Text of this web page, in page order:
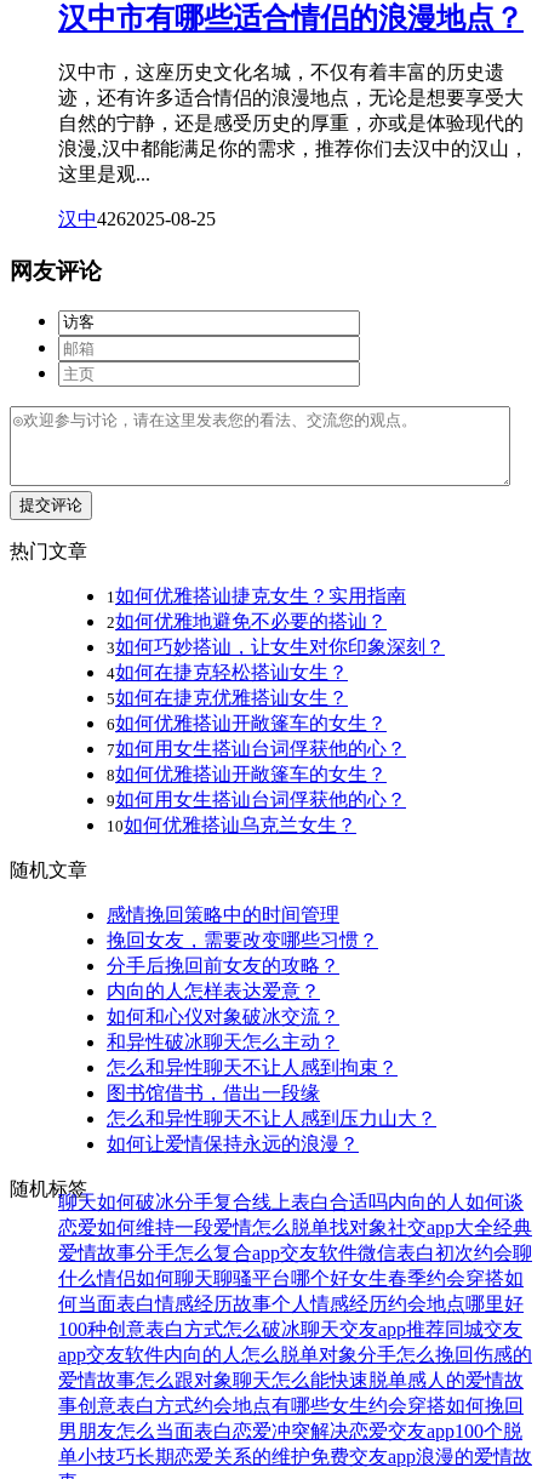
汉中市有哪些适合情侣的浪漫地点？
汉中市，这座历史文化名城，不仅有着丰富的历史遗
迹，还有许多适合情侣的浪漫地点，无论是想要享受大
自然的宁静，还是感受历史的厚重，亦或是体验现代的
浪漫,汉中都能满足你的需求，推荐你们去汉中的汉山，
这里是观...
汉中4262025-08-25
网友评论
提交评论
热门文章
1 如何优雅搭讪捷克女生？实用指南
2如何优雅地避免不必要的搭讪？
3如何巧妙搭讪，让女生对你印象深刻？
4如何在捷克轻松搭讪女生？
5如何在捷克优雅搭讪女生？
6如何优雅搭讪开敞篷车的女生？
7如何用女生搭讪台词俘获他的心？
8如何优雅搭讪开敞篷车的女生？
9如何用女生搭讪台词俘获他的心？
10如何优雅搭讪乌克兰女生？
随机文章
感情挽回策略中的时间管理
挽回女友，需要改变哪些习惯？
分手后挽回前女友的攻略？
内向的人怎样表达爱意？
如何和心仪对象破冰交流？
和异性破冰聊天怎么主动？
怎么和异性聊天不让人感到拘束？
图书馆借书，借出一段缘
怎么和异性聊天不让人感到压力山大？
如何让爱情保持永远的浪漫？
随机标签
聊天如何破冰分手复合线上表白合适吗内向的人如何谈
恋爱如何维持一段爱情怎么脱单找对象社交app大全经典
爱情故事分手怎么复合app交友软件微信表白初次约会聊
什么情侣如何聊天聊骚平台哪个好女生春季约会穿搭如
何当面表白情感经历故事个人情感经历约会地点哪里好
100种创意表白方式怎么破冰聊天交友app推荐同城交友
app交友软件内向的人怎么脱单对象分手怎么挽回伤感的
爱情故事怎么跟对象聊天怎么能快速脱单感人的爱情故
事创意表白方式约会地点有哪些女生约会穿搭如何挽回
男朋友怎么当面表白恋爱冲突解决恋爱交友app100个脱
单小技巧长期恋爱关系的维护免费交友app浪漫的爱情故